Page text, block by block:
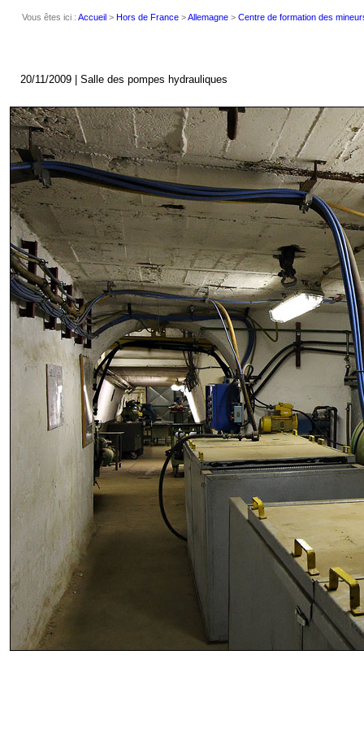
Vous êtes ici : Accueil > Hors de France >Allemagne > Centre de formation des
20/11/2009 | Salle des pompes hydrauliques